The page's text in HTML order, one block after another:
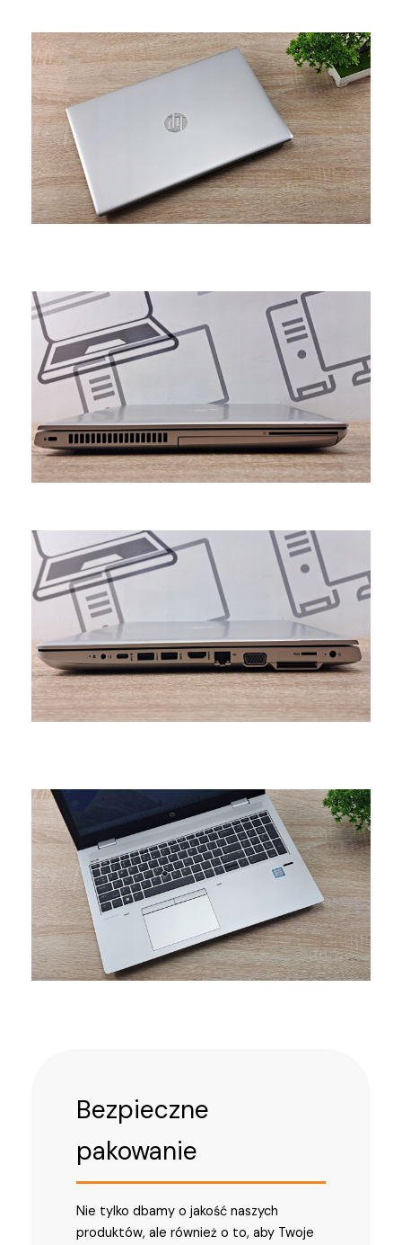
Bezpieczne
pakowanie
Nie tylko dbamy o jakość naszych
produktów, ale również o to, aby Twoje